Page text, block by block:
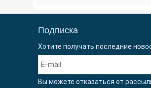
Подписка
Хотите получать последние
Вы можете отказаться от